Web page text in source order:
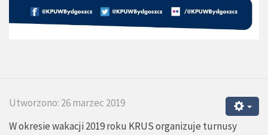
Utworzono: 26 marzec 2019
W okresie wakacji 2019 roku KRUS organizuje turnusy